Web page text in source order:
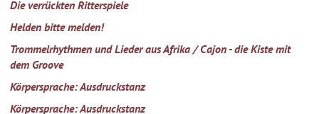
Die verrückten Ritterspiele
Helden bitte melden!
Trommelrhythmen und Lieder aus Afrika / Cajon - die Kiste mit
dem Groove
Körpersprache: Ausdruckstanz
Körpersprache: Ausdruckstanz